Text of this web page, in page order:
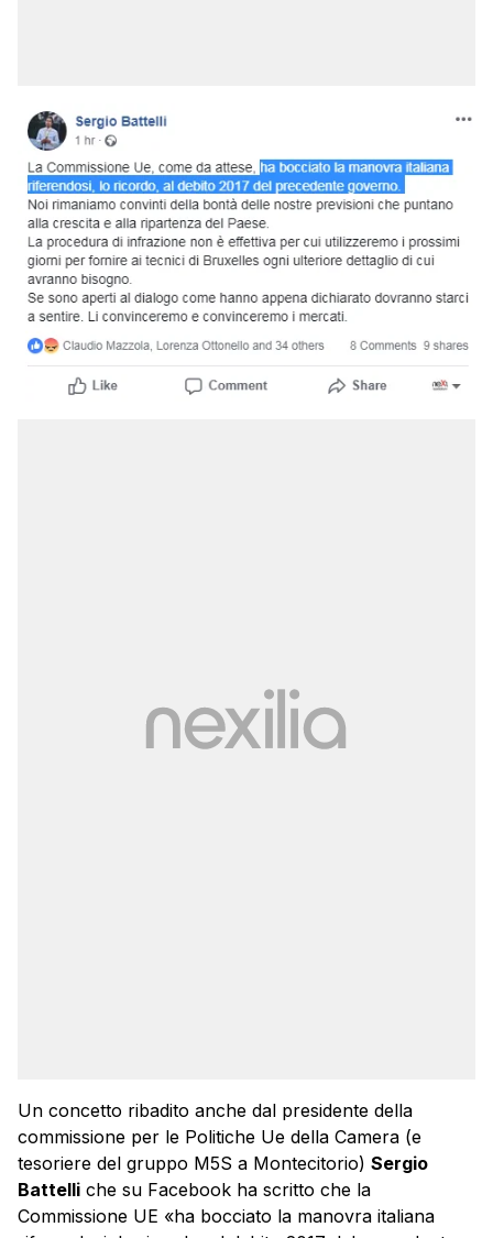
Un concetto ribadito anche dal presidente della
commissione per le Politiche Ue della Camera (e
tesoriere del gruppo M5S a Montecitorio) Sergio
Battelli che su Facebook ha scritto che la
Commissione UE «ha bocciato la manovra italiana